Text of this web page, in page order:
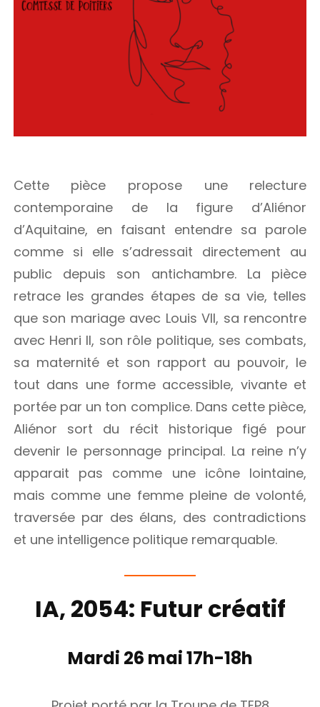
Cette pièce propose une relecture
contemporaine de la figure d’Aliénor
d’Aquitaine, en faisant entendre sa parole
comme si elle s’adressait directement au
public depuis son antichambre. La pièce
retrace les grandes étapes de sa vie, telles
que son mariage avec Louis VII, sa rencontre
avec Henri II, son rôle politique, ses combats,
sa maternité et son rapport au pouvoir, le
tout dans une forme accessible, vivante et
portée par un ton complice. Dans cette pièce,
Aliénor sort du récit historique figé pour
devenir le personnage principal. La reine n’y
apparait pas comme une icône lointaine,
mais comme une femme pleine de volonté,
traversée par des élans, des contradictions
et une intelligence politique remarquable.
IA, 2054: Futur créatif
Mardi 26 mai 17h-18h